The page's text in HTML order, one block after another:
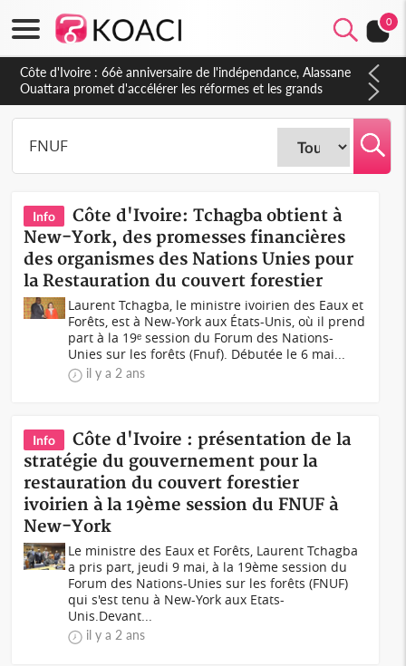
0
Côte d'Ivoire : 66è anniversaire de l'indépendance, Alassane
Ouattara promet d'accélérer les réformes et les grands
investissements pour une nation plus forte et plus prospère
Info
Côte d'Ivoire: Tchagba obtient à
New-York, des promesses financières
des organismes des Nations Unies pour
la Restauration du couvert forestier
Laurent Tchagba, le ministre ivoirien des Eaux et
Forêts, est à New-York aux États-Unis, où il prend
part à la 19ᵉ session du Forum des Nations-
Unies sur les forêts (Fnuf). Débutée le 6 mai...
il y a 2 ans
Info
Côte d'Ivoire : présentation de la
stratégie du gouvernement pour la
restauration du couvert forestier
ivoirien à la 19ème session du FNUF à
New-York
Le ministre des Eaux et Forêts, Laurent Tchagba
a pris part, jeudi 9 mai, à la 19ème session du
Forum des Nations-Unies sur les forêts (FNUF)
qui s'est tenu à New-York aux Etats-
Unis.Devant...
il y a 2 ans